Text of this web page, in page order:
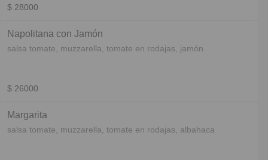
$ 28000
Napolitana con Jamón
salsa tomate, muzzarella, tomate en rodajas, jamón
$ 26000
Margarita
salsa tomate, muzzarella, tomate en rodajas, albahaca